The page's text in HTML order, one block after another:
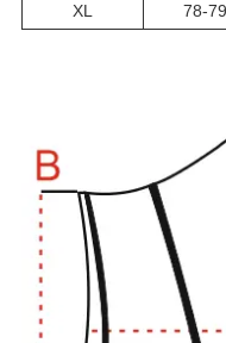
XL
78-79